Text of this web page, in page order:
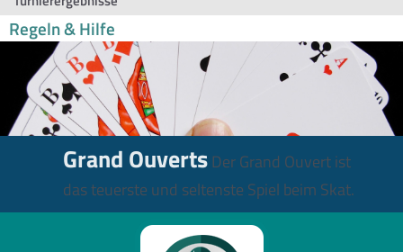
Regeln & Hilfe
Grand OuvertsDer Grand Ouvert ist
das teuerste und seltenste Spiel beim Skat.